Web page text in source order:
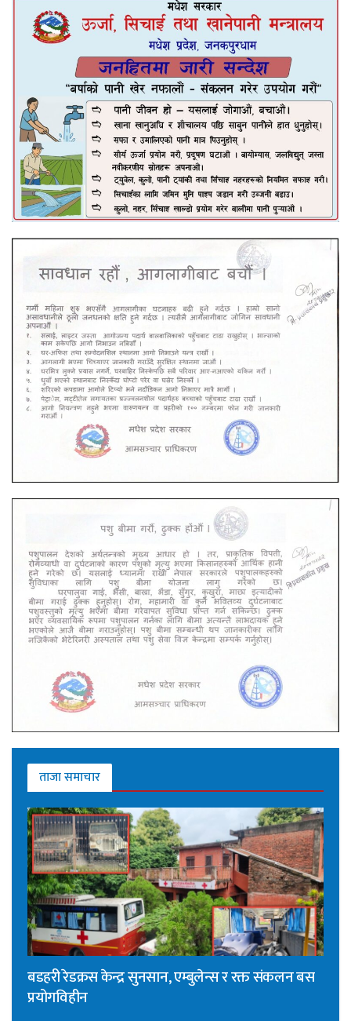
ताजा समाचार
बडहरी रेडक्रस केन्द्र सुनसान, एम्बुलेन्स र रक्त संकलन बस
प्रयोगविहीन